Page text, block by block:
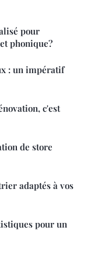
pour
phonique?
: un impératif
c'est
de store
adaptés à vos
pour un